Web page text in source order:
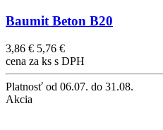
Baumit Beton B20
3,86 € 5,76 €
cena za ks s DPH
Platnosť od 06.07. do 31.08.
Akcia